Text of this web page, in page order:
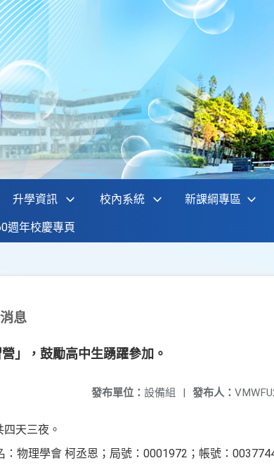
升學資訊 校內系統 新課綱專區
週年校慶專頁
息
」，鼓勵高中生踴躍參加。
發布人：
發布單位： 設備組 |
天三夜。
物理學會 柯丞恩；局號：0001972；帳號：